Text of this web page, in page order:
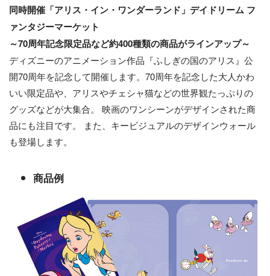
同時開催「アリス・イン・ワンダーランド」デイドリーム フ
ァンタジーマーケット
～70周年記念限定品など約400種類の商品がラインアップ～
ディズニーのアニメーション作品『ふしぎの国のアリス』公
開70周年を記念して開催します。70周年を記念した大人かわ
いい限定品や、アリスやチェシャ猫などの世界観たっぷりの
グッズなどが大集合。 映画のワンシーンがデザインされた商
品にも注目です。 また、キービジュアルのデザインウォール
も登場します。
商品例